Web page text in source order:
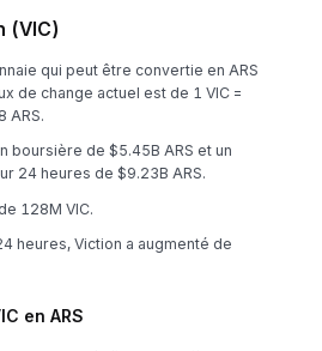
(VIC)
qui peut être convertie en ARS
de change actuel est de 1 VIC =
ARS.
boursière de $5.45B ARS et un
24 heures de $9.23B ARS.
128M VIC.
heures, Viction a augmenté de
en ARS